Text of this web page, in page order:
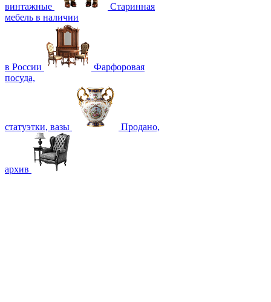
винтажные
Старинная
мебель в наличии
в России
Фарфоровая
посуда,
статуэтки, вазы Продано,
архив